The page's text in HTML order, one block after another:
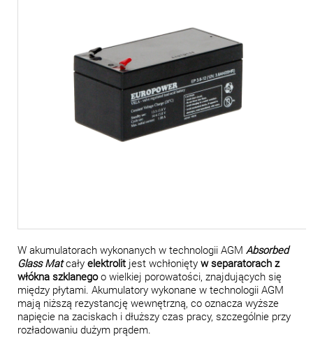
W akumulatorach wykonanych w technologii AGM Absorbed
Glass Matcały elektrolitjest wchłonięty w separatorach z
włókna szklanegoo wielkiej porowatości, znajdujących się
między płytami. Akumulatory wykonane w technologii AGM
mają niższą rezystancję wewnętrzną, co oznacza wyższe
napięcie na zaciskach i dłuższy czas pracy, szczególnie przy
rozładowaniu dużym prądem.